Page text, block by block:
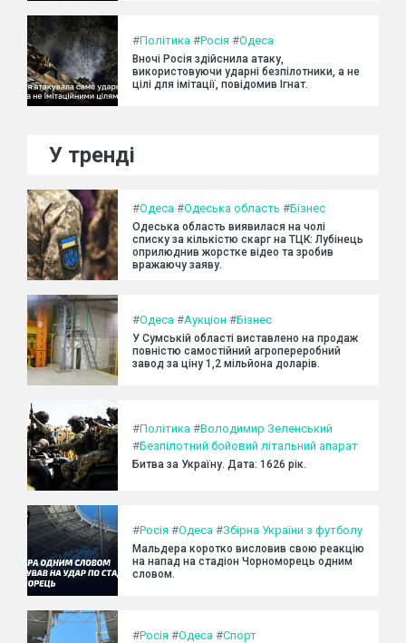
#Політика #Росія #Одеса
Вночі Росія здійснила атаку,
використовуючи ударні безпілотники, а не
цілі для імітації, повідомив Ігнат.
У тренді
#Одеса #Одеська область #Бізнес
Одеська область виявилася на чолі
списку за кількістю скарг на ТЦК: Лубінець
оприлюднив жорстке відео та зробив
вражаючу заяву.
#Одеса #Аукціон #Бізнес
У Сумській області виставлено на продаж
повністю самостійний агропереробний
завод за ціну 1,2 мільйона доларів.
#Політика #Володимир Зеленський
#Безпілотний бойовий літальний апарат
Битва за Україну. Дата: 1626 рік.
#Росія #Одеса #Збірна України з футболу
Мальдера коротко висловив свою реакцію
на напад на стадіон Чорноморець одним
словом.
#Росія #Одеса #Спорт